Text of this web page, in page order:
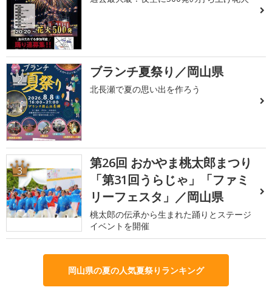
2 ブランチ夏祭り／岡山県
北長瀬で夏の思い出を作ろう
3
第26回 おかやま桃太郎まつり
「第31回うらじゃ」「ファミ
リーフェスタ」／岡山県
桃太郎の伝承から生まれた踊りとステージ
イベントを開催
岡山県の夏の人気夏祭りランキング